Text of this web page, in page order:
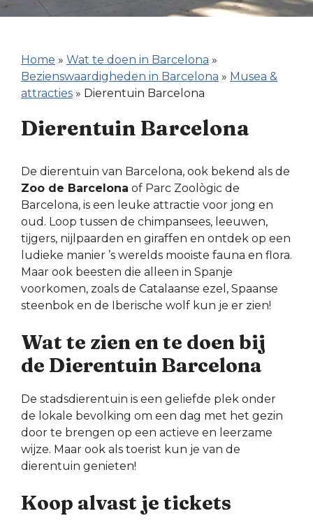
Home » Wat te doen in Barcelona »
Bezienswaardigheden in Barcelona » Musea &
attracties » Dierentuin Barcelona
Dierentuin Barcelona
De dierentuin van Barcelona, ook bekend als de
Zoo de Barcelona of Parc Zoològic de
Barcelona, is een leuke attractie voor jong en
oud. Loop tussen de chimpansees, leeuwen,
tijgers, nijlpaarden en giraffen en ontdek op een
ludieke manier ’s werelds mooiste fauna en flora.
Maar ook beesten die alleen in Spanje
voorkomen, zoals de Catalaanse ezel, Spaanse
steenbok en de Iberische wolf kun je er zien!
Wat te zien en te doen bij
de Dierentuin Barcelona
De stadsdierentuin is een geliefde plek onder
de lokale bevolking om een dag met het gezin
door te brengen op een actieve en leerzame
wijze. Maar ook als toerist kun je van de
dierentuin genieten!
Koop alvast je tickets